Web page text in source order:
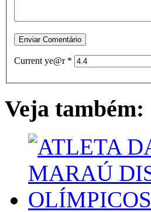
Current ye@r *
Veja também: